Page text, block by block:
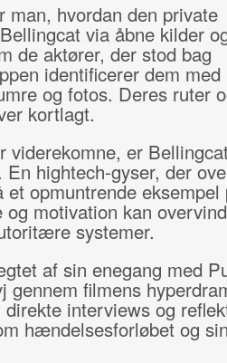
man, hvordan den private
via åbne kilder
de aktører, der stod bag
identificerer dem med
og fotos. Deres ruter
kortlagt.
viderekomne, er
hightech-gyser, der
opmuntrende eksempel
og motivation kan
systemer.
af sin enegang med
gennem filmens
interviews og
hændelsesforløbet og